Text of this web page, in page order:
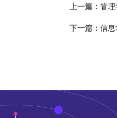
上一篇： 管
下一篇： 信息